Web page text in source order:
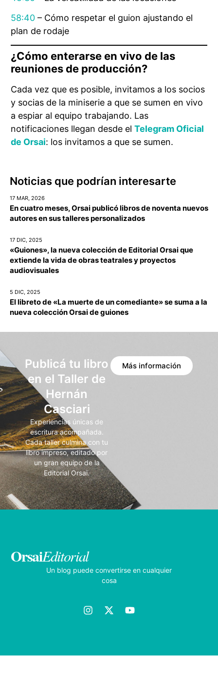
58:40 – Cómo respetar el guion ajustando el
plan de rodaje
¿Cómo enterarse en vivo de las
reuniones de producción?
Cada vez que es posible, invitamos a los socios
y socias de la miniserie a que se sumen en vivo
a espiar al equipo trabajando. Las
notificaciones llegan desde elTelegram Oficial
de Orsai: los invitamos a que se sumen.
Noticias que podrían interesarte
17 MAR, 2026
En cuatro meses, Orsai publicó libros de noventa nuevos
autores en sus talleres personalizados
17 DIC, 2025
«Guiones», la nueva colección de Editorial Orsai que
extiende la vida de obras teatrales y proyectos
audiovisuales
5 DIC, 2025
El libreto de «La muerte de un comediante» se suma a la
nueva colección Orsai de guiones
Publicá tu libro
en el Taller de
Hernán
Casciari
Experiencias únicas de
escritura acompañada.
Cada taller culmina con tu
libro impreso, editado por
un gran equipo de la
Editorial Orsai.
Más información
OrsaiEditorial
Un blog puede convertirse en cualquier
cosa